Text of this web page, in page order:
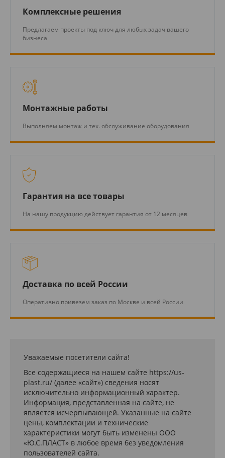
Комплексные решения
Предлагаем проекты под ключ для любых задач вашего
бизнеса
Монтажные работы
Выполняем монтаж и тех. обслуживание оборудования
Гарантия на все товары
На нашу продукцию действует гарантия от 12 месяцев
Доставка по всей России
Оперативно привезем заказ по Москве и всей России
Уважаемые посетители сайта!
Все содержащиеся на нашем сайте https://us-
plast.ru/ (далее «сайт») сведения носят
исключительно информационный характер.
Информация, представленная на сайте, не
является исчерпывающей. Указанные на сайте
цены, комплектации и технические
характеристики могут быть изменены ООО
«Ю.С.ПЛАСТ» в любое время без уведомления
пользователей сайта.